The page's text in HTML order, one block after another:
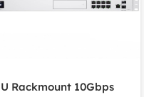
Rackmount 10Gbps